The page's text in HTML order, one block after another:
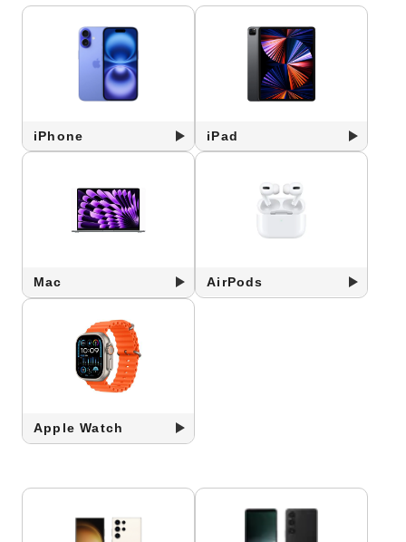
iPhone iPad
Mac AirPods
Apple Watch